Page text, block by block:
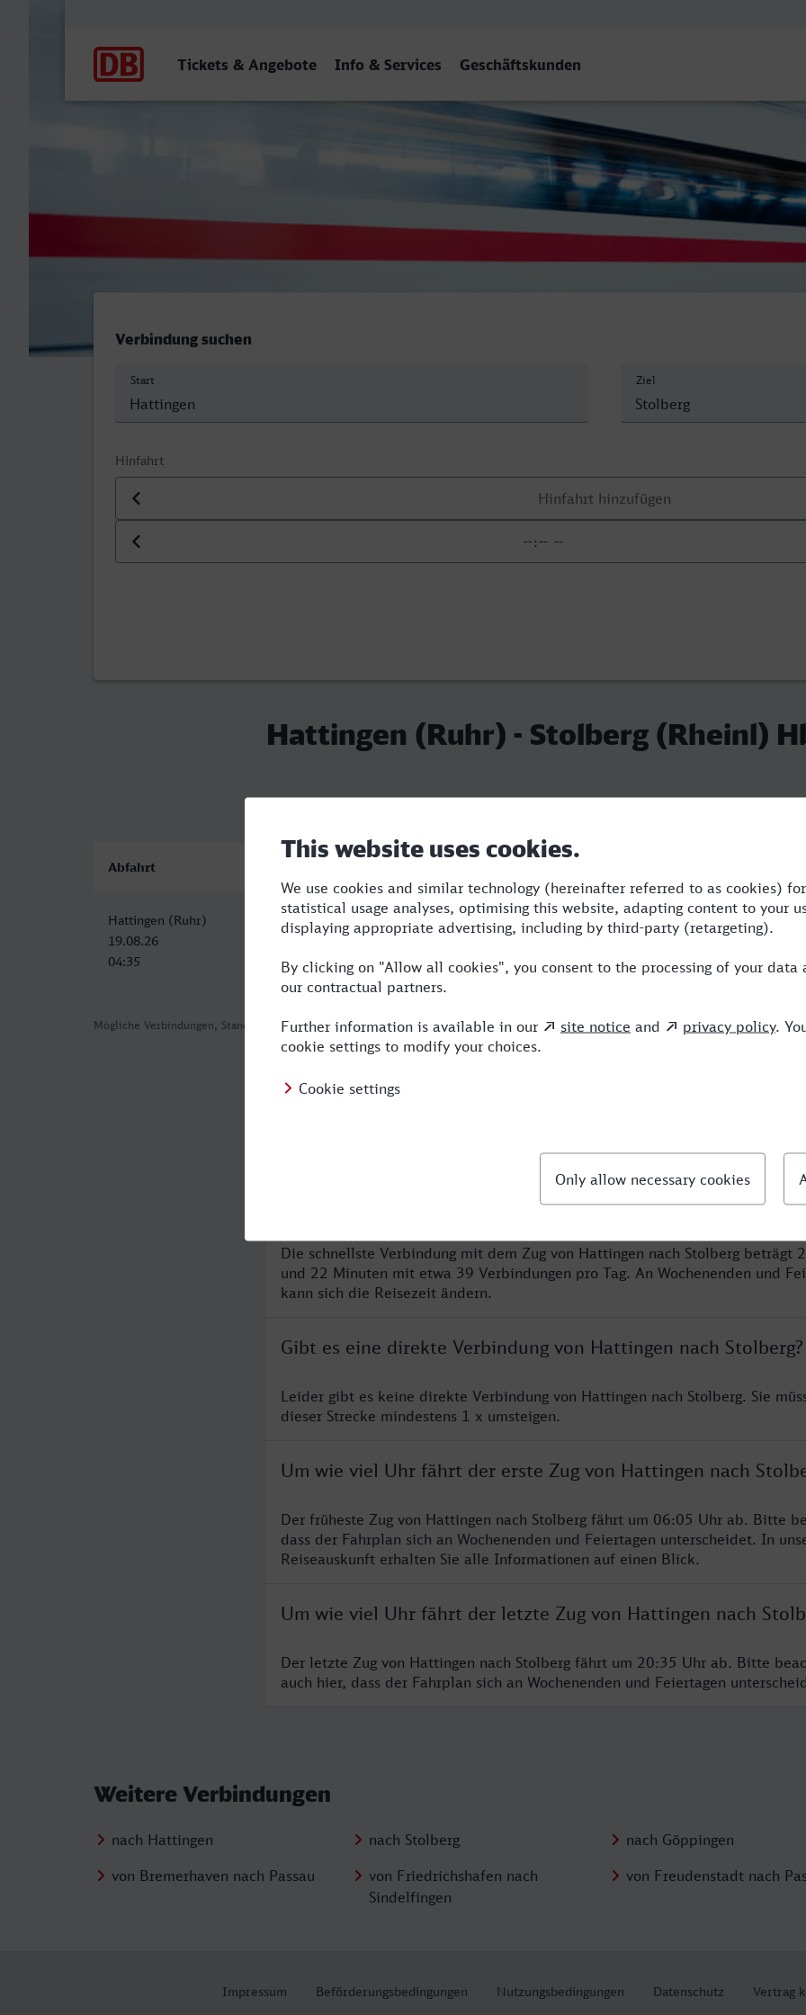
Tickets & Angebote Info & Services Geschäftskunden
Hattingen (Ruhr) - Stolberg (Rheinl) Hbf
Verbindung suchen
Start Ziel
Hinfahrt
Datum der Hinfahrt
Uhrzeit der Hinfahrt
Hattingen (Ruhr) - Stolberg (Rheinl)
Mögliche Verbindungen, Stand: 2026-08-05 15:49
Abfahrt
Hattingen (Ruhr)
19.08.26
04:35
Stolberg (Rheinl) Hbf
19.08.26
06:57
2:22 1
Was ist die schnellste Verbindung von Hattingen nach
Die schnellste Verbindung mit dem Zug von Hattingen nach Stolberg beträgt
und 22 Minuten mit etwa 39 Verbindungen pro Tag. An Wochenenden und
kann sich die Reisezeit ändern.
Gibt es eine direkte Verbindung von Hattingen nach Stolberg?
Leider gibt es keine direkte Verbindung von Hattingen nach Stolberg. Sie
dieser Strecke mindestens 1 x umsteigen.
Um wie viel Uhr fährt der erste Zug von Hattingen nach
Der früheste Zug von Hattingen nach Stolberg fährt um 06:05 Uhr ab. Bitte
dass der Fahrplan sich an Wochenenden und Feiertagen unterscheidet. In
Reiseauskunft erhalten Sie alle Informationen auf einen Blick.
Um wie viel Uhr fährt der letzte Zug von Hattingen nach
Der letzte Zug von Hattingen nach Stolberg fährt um 20:35 Uhr ab. Bitte
auch hier, dass der Fahrplan sich an Wochenenden und Feiertagen
Weitere Verbindungen
nach Hattingen nach Stolberg nach Göppingen
von Bremerhaven nach Passau
von Friedrichshafen nach
Sindelfingen
von Freudenstadt nach
Impressum Beförderungsbedingungen Nutzungsbedingungen Datenschutz Vertrag